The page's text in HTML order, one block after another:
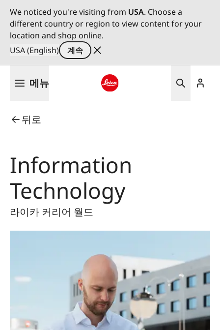
We noticed you're visiting from USA. Choose a
different country or region to view content for your
location and shop online.
USA (English)
계속
메뉴
뒤로
Information
Technology
라이카 커리어 월드